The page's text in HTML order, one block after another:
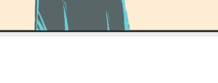
ColleGo! 大學選才與高中育才輔助系統